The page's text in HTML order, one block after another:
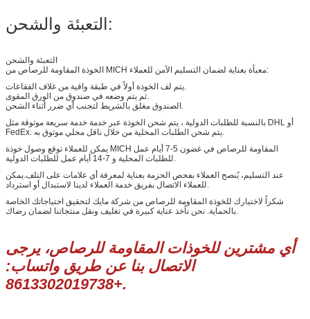
التعبئة والشحن:
التعبئة والشحن
الخوذة المقاومة للرصاص من MICH معبأة بعناية لضمان التسليم الآمن للعملاء:
بالنسبة للطلبات الدولية ، يتم شحن الخوذة عبر خدمة خدمة سريعة موثوقة مثل DHL أو
يمكن للعملاء توقع وصول خوذة MICH المقاومة للرصاص في غضون 5-7 أيام عمل
عند التسليم، يُنصح العملاء بفحص الحزمة بعناية لمعرفة أي علامات على التلف.يمكن
شكراً لاختيارك للخوذة المقاومة للرصاص من شركة مايك لتحقيق احتياجاتك الخاصة
أي مشترين للخوذات المقاومة للرصاص، يرجى
الاتصال بنا عن طريق واتساب:
+8613302019738.